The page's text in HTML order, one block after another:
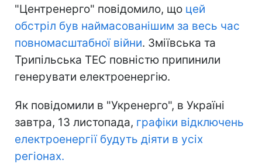
"Центренерго" повідомило, що цей
обстріл був наймасованішим за весь час
повномасштабної війни. Зміївська та
Трипільська ТЕС повністю припинили
генерувати електроенергію.
Як повідомили в "Укренерго", в Україні
завтра, 13 листопада, графіки відключень
електроенергії будуть діяти в усіх
регіонах.